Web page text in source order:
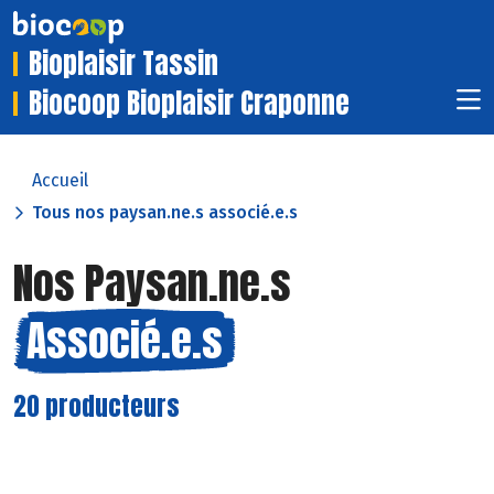
Bioplaisir Tassin
Biocoop Bioplaisir Craponne
Accueil
Tous nos paysan.ne.s associé.e.s
Nos Paysan.ne.s
Associé.e.s
20 producteurs